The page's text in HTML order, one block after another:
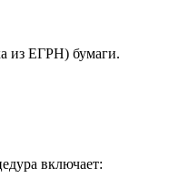
из ЕГРН) бумаги.
включает: